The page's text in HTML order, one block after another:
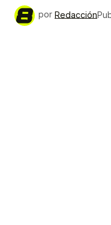
por Redacción